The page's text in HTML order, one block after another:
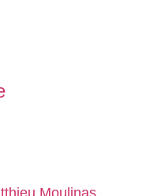
Moulinas